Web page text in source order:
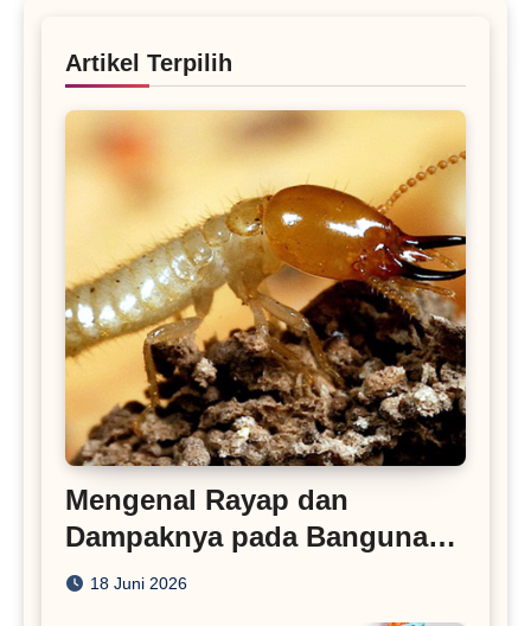
Artikel Terpilih
Mengenal Rayap dan
Dampaknya pada Bangunan
Rumah
18 Juni 2026